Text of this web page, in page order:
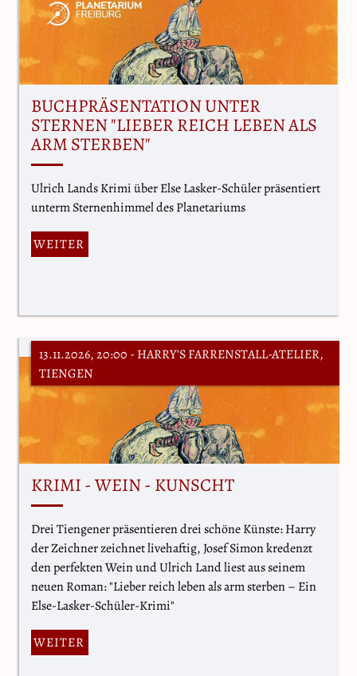
BUCHPRÄSENTATION UNTER
STERNEN "LIEBER REICH LEBEN ALS
ARM STERBEN"
Ulrich Lands Krimi über Else Lasker-Schüler präsentiert
unterm Sternenhimmel des Planetariums
WEITER
KRIMI - WEIN - KUNSCHT
13.11.2026, 20:00 - HARRY'S FARRENSTALL-ATELIER,
TIENGEN
Drei Tiengener präsentieren drei schöne Künste: Harry
der Zeichner zeichnet livehaftig, Josef Simon kredenzt
den perfekten Wein und Ulrich Land liest aus seinem
neuen Roman: "Lieber reich leben als arm sterben – Ein
Else-Lasker-Schüler-Krimi"
WEITER